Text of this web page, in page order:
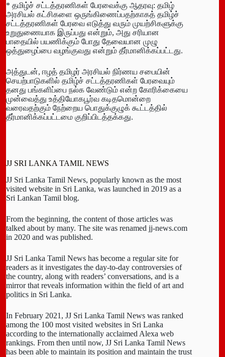
* தமிழ்ச் சட்டத்தரணிகள் பேரவைக்கு ஆதரவு: தமிழ்
அரசியல் கட்சிகளை ஒருங்கிணைப்பதற்காகத் தமிழ்ச்
சட்டத்தரணிகள் பேரவை எடுத்து வரும் முயற்சிகளுக்கு
உறுதுணையாக இருப்பது என்றும், அது சரியான
பாதையில் பயணிக்கும் போது தேவையான முழு
ஒத்துழைப்பை வழங்குவது என்றும் தீர்மானிக்கப்பட்டது.
அத்துடன், ஈழத் தமிழர் அரசியல் நிர்ணய சபையின்
செயற்பாடுகளில் தமிழ்ச் சட்டத்தரணிகள் பேரவையும்
தனது பங்களிப்பை நல்க வேண்டும் என்ற கோரிக்கையை
முன்வைத்து உத்தியோகபூர்வ கடிதமொன்றை
வரைவதற்கும் நேற்றைய பொதுக்குழுக் கூட்டத்தில்
தீர்மானிக்கப்பட்டமை குறிப்பிடத்தக்கது.
JJ SRI LANKA TAMIL NEWS
JJ Sri Lanka Tamil News, popularly known as the most
visited website in Sri Lanka, was launched in 2019 as a
Sri Lankan Tamil blog.
From the beginning, the content of those articles was
talked about by many. The site was renamed jj-news.com
in 2020 and was published.
JJ Sri Lanka Tamil News has become a regular site for
readers as it investigates the day-to-day controversies of
the country, along with readers’ conversations, and is a
mirror that reveals information within the field of art and
politics in Sri Lanka.
In February 2021, JJ Sri Lanka Tamil News was ranked
among the 100 most visited websites in Sri Lanka
according to the internationally acclaimed Alexa web
rankings. From then until now, JJ Sri Lanka Tamil News
has been able to maintain its position and maintain the trust